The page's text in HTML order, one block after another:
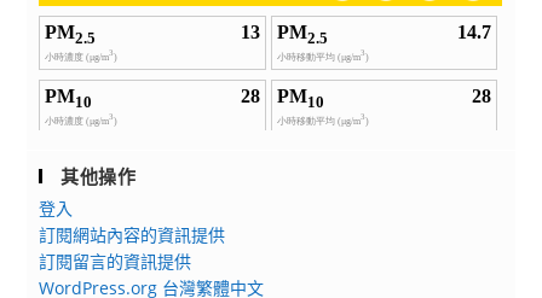
其他操作
登入
訂閱網站內容的資訊提供
訂閱留言的資訊提供
WordPress.org 台灣繁體中文